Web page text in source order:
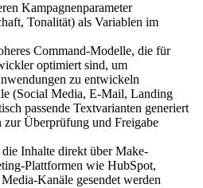
Kampagnenparameter
Tonalität) als Variablen im
Command-Modelle, die für
optimiert sind, um
zu entwickeln
(Social Media, E-Mail, Landing
passende Textvarianten generiert
zur Überprüfung und Freigabe
Inhalte direkt über Make-
Plattformen wie HubSpot,
Kanäle gesendet werden